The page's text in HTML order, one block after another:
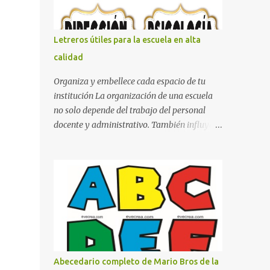
con pósters Cama con diseño de ring de
boxeo Ideas para decoraciones de fiestas
infantiles Cosas bonitas que se pueden hacer
con gomas de coche
Letreros útiles para la escuela en alta
calidad
Organiza y embellece cada espacio de tu
institución La organización de una escuela
no solo depende del trabajo del personal
docente y administrativo. También influye la
una función práctica al orientar a
estudiantes, padres de familia, docentes y
visitantes, pero además aportan un toque
decorativo que hace que la institución luzca
más ordenada, moderna y acogedora.
Pensando en esta necesidad, he diseñado
una colección de letreros útiles para la
Abecedario completo de Mario Bros de la